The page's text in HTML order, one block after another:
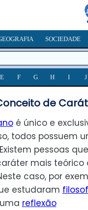
SOCIEDADE
E F G H I J
de
é único e
todos possuem
pessoas que
mais teórico
caso, por
estudaram
reflexão